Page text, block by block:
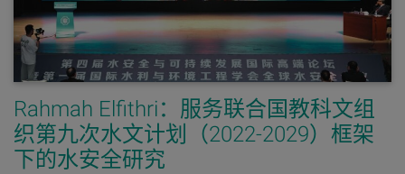
Rahmah Elfithri：服务联合国教科文组
织第九次水文计划（2022-2029）框架
下的水安全研究